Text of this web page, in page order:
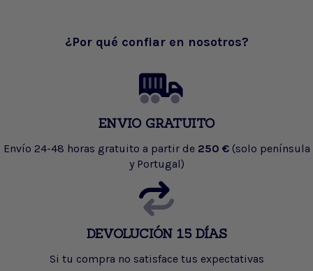
¿Por qué confiar en nosotros?
ENVIO GRATUITO
Envío 24-48 horas gratuito a partir de 250 € (solo península
y Portugal)
DEVOLUCIÓN 15 DÍAS
Si tu compra no satisface tus expectativas